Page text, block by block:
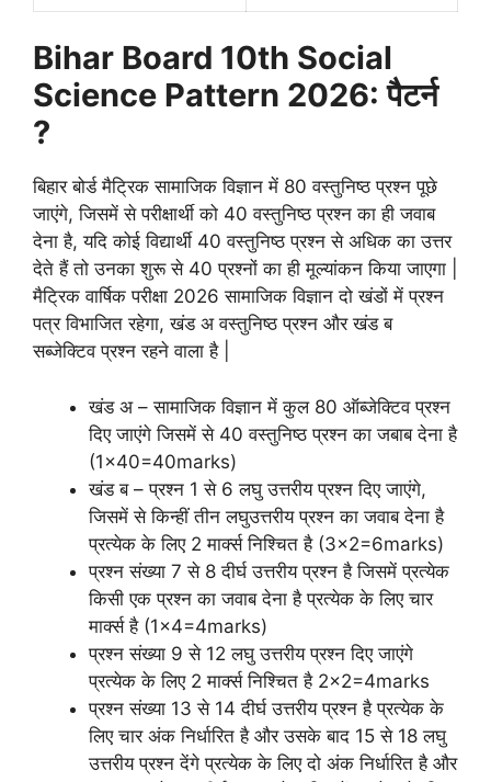
Bihar Board 10th Social
Science Pattern 2026: पैटर्न
?
बिहार बोर्ड मैट्रिक सामाजिक विज्ञान में 80 वस्तुनिष्ठ प्रश्न पूछे
जाएंगे, जिसमें से परीक्षार्थी को 40 वस्तुनिष्ठ प्रश्न का ही जवाब
देना है, यदि कोई विद्यार्थी 40 वस्तुनिष्ठ प्रश्न से अधिक का उत्तर
देते हैं तो उनका शुरू से 40 प्रश्नों का ही मूल्यांकन किया जाएगा |
मैट्रिक वार्षिक परीक्षा 2026 सामाजिक विज्ञान दो खंडों में प्रश्न
पत्र विभाजित रहेगा, खंड अ वस्तुनिष्ठ प्रश्न और खंड ब
सब्जेक्टिव प्रश्न रहने वाला है |
खंड अ – सामाजिक विज्ञान में कुल 80 ऑब्जेक्टिव प्रश्न
दिए जाएंगे जिसमें से 40 वस्तुनिष्ठ प्रश्न का जबाब देना है
(1×40=40marks)
खंड ब – प्रश्न 1 से 6 लघु उत्तरीय प्रश्न दिए जाएंगे,
जिसमें से किन्हीं तीन लघुउत्तरीय प्रश्न का जवाब देना है
प्रत्येक के लिए 2 मार्क्स निश्चित है (3×2=6marks)
प्रश्न संख्या 7 से 8 दीर्घ उत्तरीय प्रश्न है जिसमें प्रत्येक
किसी एक प्रश्न का जवाब देना है प्रत्येक के लिए चार
मार्क्स है (1×4=4marks)
प्रश्न संख्या 9 से 12 लघु उत्तरीय प्रश्न दिए जाएंगे
प्रत्येक के लिए 2 मार्क्स निश्चित है 2×2=4marks
प्रश्न संख्या 13 से 14 दीर्घ उत्तरीय प्रश्न है प्रत्येक के
लिए चार अंक निर्धारित है और उसके बाद 15 से 18 लघु
उत्तरीय प्रश्न देंगे प्रत्येक के लिए दो अंक निर्धारित है और